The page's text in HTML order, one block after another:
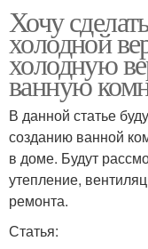
Хочу
холодной
холодную
ванную
В данной статье
созданию ванной
в доме. Будут
утепление,
ремонта.
Статья: